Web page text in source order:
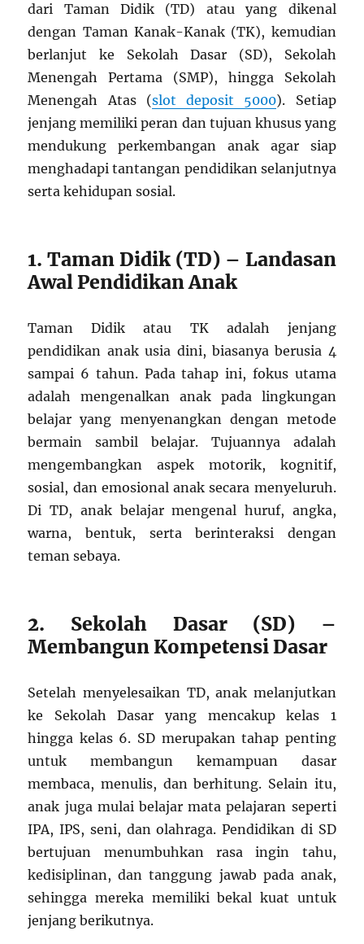
dari Taman Didik (TD) atau yang dikenal
dengan Taman Kanak-Kanak (TK), kemudian
berlanjut ke Sekolah Dasar (SD), Sekolah
Menengah Pertama (SMP), hingga Sekolah
Menengah Atas (slot deposit 5000). Setiap
jenjang memiliki peran dan tujuan khusus yang
mendukung perkembangan anak agar siap
menghadapi tantangan pendidikan selanjutnya
serta kehidupan sosial.
1. Taman Didik (TD) – Landasan
Awal Pendidikan Anak
Taman Didik atau TK adalah jenjang
pendidikan anak usia dini, biasanya berusia 4
sampai 6 tahun. Pada tahap ini, fokus utama
adalah mengenalkan anak pada lingkungan
belajar yang menyenangkan dengan metode
bermain sambil belajar. Tujuannya adalah
mengembangkan aspek motorik, kognitif,
sosial, dan emosional anak secara menyeluruh.
Di TD, anak belajar mengenal huruf, angka,
warna, bentuk, serta berinteraksi dengan
teman sebaya.
2. Sekolah Dasar (SD) –
Membangun Kompetensi Dasar
Setelah menyelesaikan TD, anak melanjutkan
ke Sekolah Dasar yang mencakup kelas 1
hingga kelas 6. SD merupakan tahap penting
untuk membangun kemampuan dasar
membaca, menulis, dan berhitung. Selain itu,
anak juga mulai belajar mata pelajaran seperti
IPA, IPS, seni, dan olahraga. Pendidikan di SD
bertujuan menumbuhkan rasa ingin tahu,
kedisiplinan, dan tanggung jawab pada anak,
sehingga mereka memiliki bekal kuat untuk
jenjang berikutnya.